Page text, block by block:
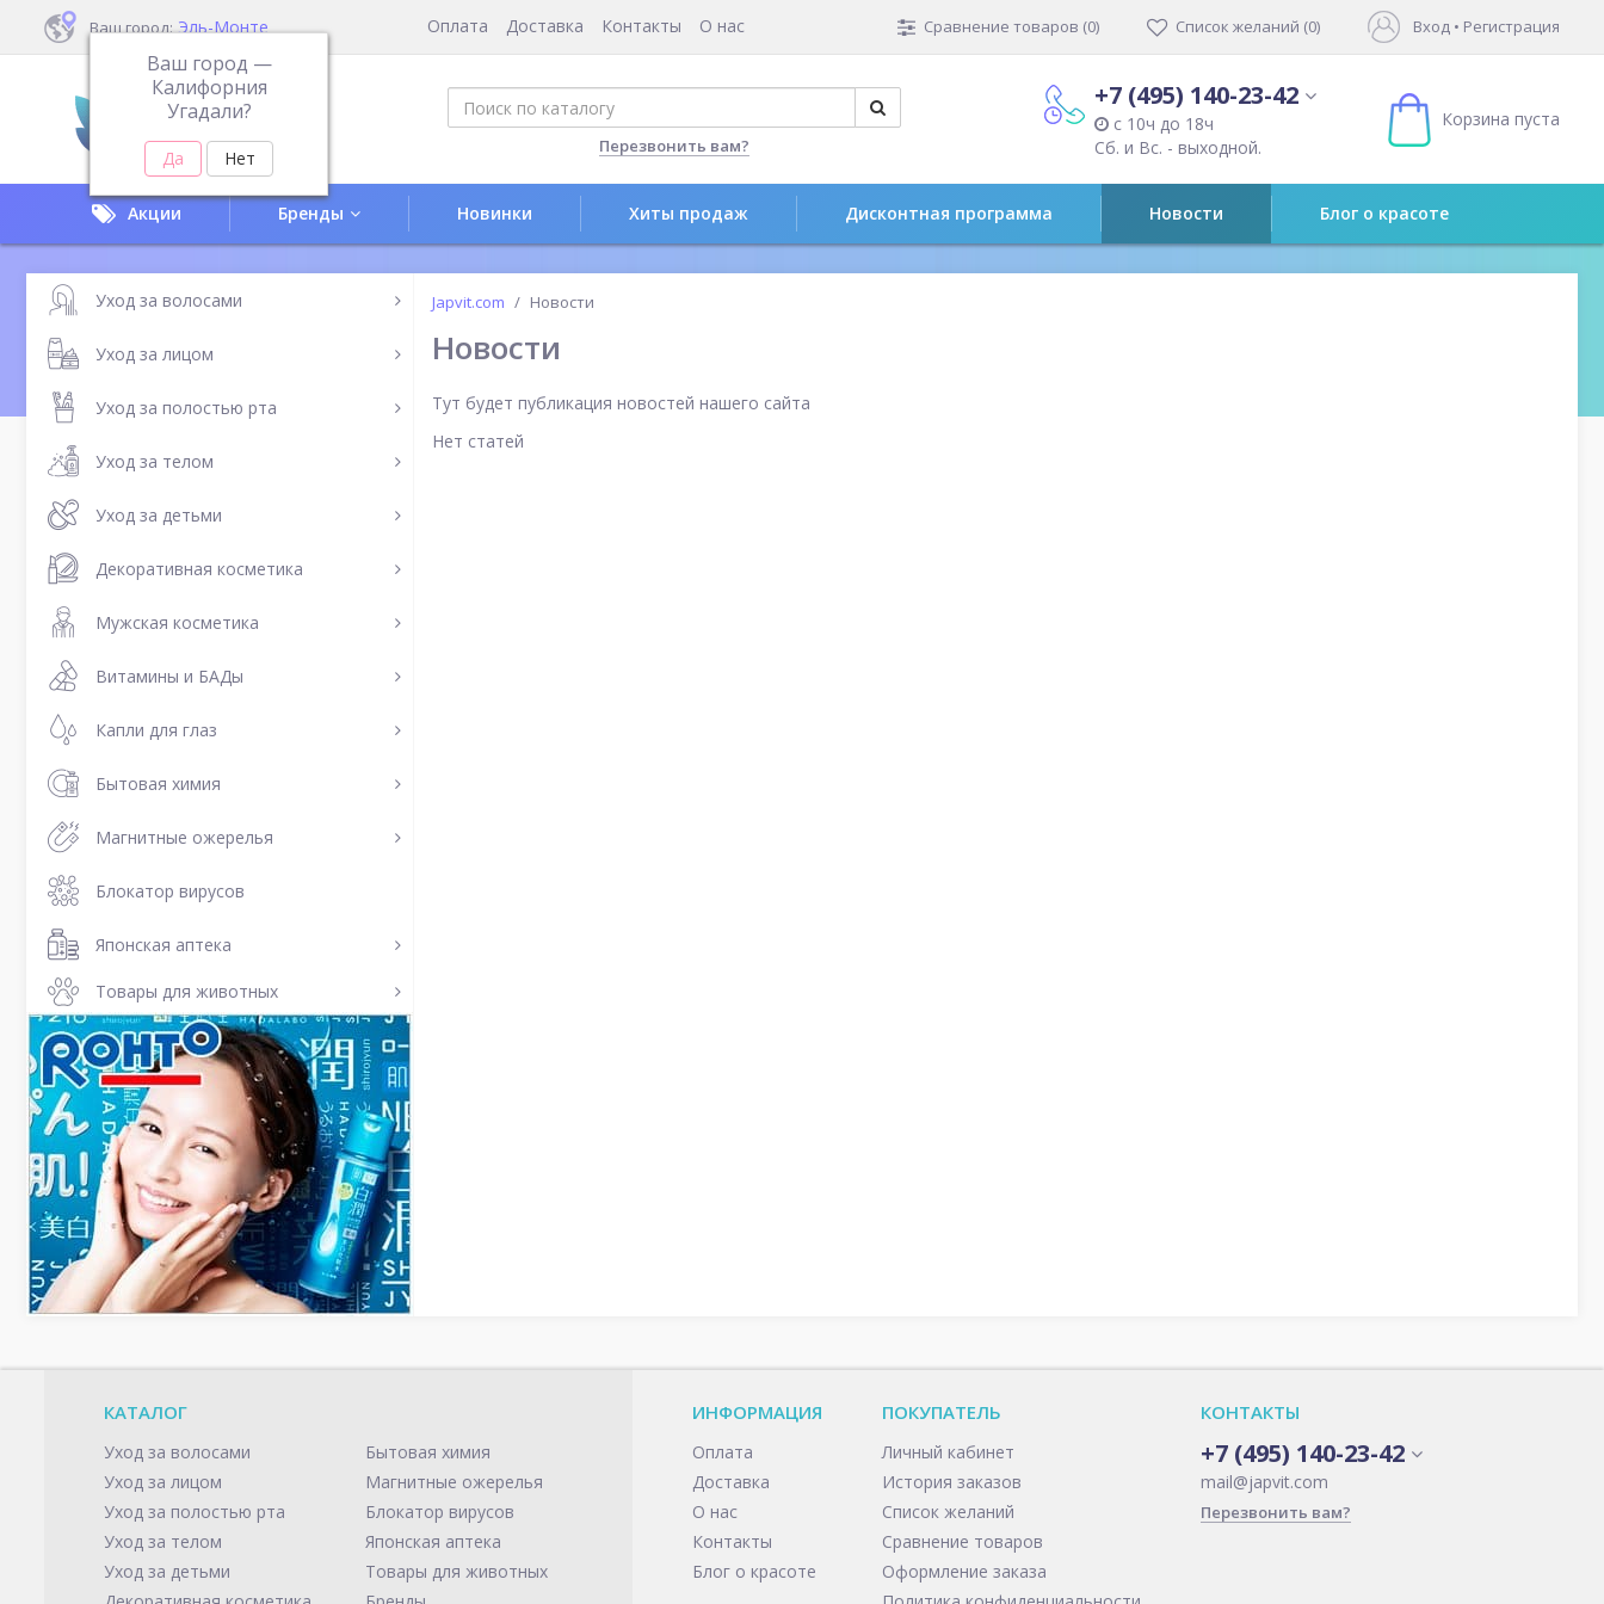
Ваш город: Эль-Монте
Ваш город —
Калифорния
Угадали?
Оплата Доставка Контакты О нас Сравнение товаров (0) Список желаний (0) Вход • Регистрация
Перезвонить вам?
+7 (495) 140-23-42
с 10ч до 18ч
Сб. и Вс. - выходной.
Корзина пуста
Акции Бренды Новинки Хиты продаж Дисконтная программа Новости Блог о красоте
Уход за волосами
Уход за лицом
Уход за полостью рта
Уход за телом
Уход за детьми
Декоративная косметика
Мужская косметика
Витамины и БАДы
Капли для глаз
Бытовая химия
Магнитные ожерелья
Блокатор вирусов
Японская аптека
Товары для животных
Japvit.com Новости
Новости
Тут будет публикация новостей нашего сайта
Нет статей
КАТАЛОГ
Уход за волосами
Уход за лицом
Уход за полостью рта
Уход за телом
Уход за детьми
Бытовая химия
Магнитные ожерелья
Блокатор вирусов
Японская аптека
Товары для животных
ИНФОРМАЦИЯ
Оплата
Доставка
О нас
Контакты
Блог о красоте
ПОКУПАТЕЛЬ
Личный кабинет
История заказов
Список желаний
Сравнение товаров
Оформление заказа
КОНТАКТЫ
+7 (495) 140-23-42
mail@japvit.com
Перезвонить вам?